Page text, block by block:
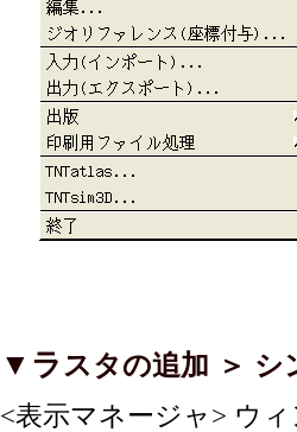
▼ラスタの追加 ＞ シ
<表示マネージャ> ウ